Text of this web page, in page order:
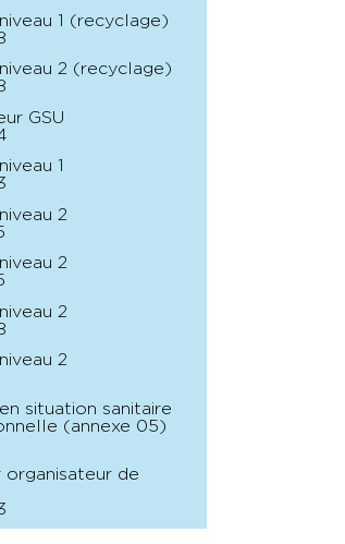
1 (recyclage)
2 (recyclage)
GSU
1
2
2
2
2
situation sanitaire
(annexe 05)
organisateur de